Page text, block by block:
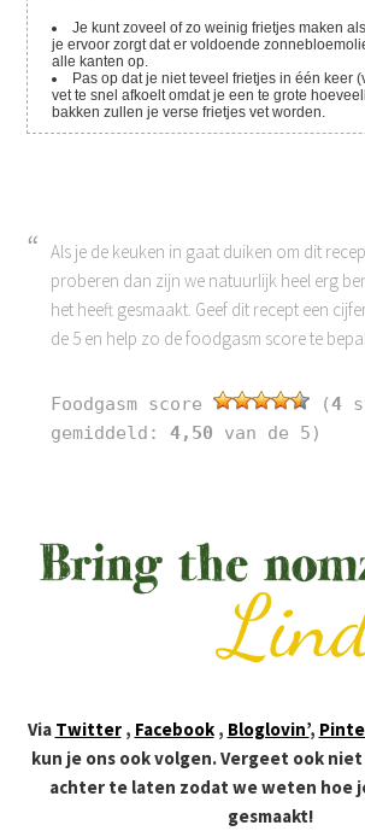
Je kunt zoveel of zo weinig frietjes maken
je ervoor zorgt dat er voldoende
alle kanten op.
Pas op dat je niet teveel frietjes in één keer
vet te snel afkoelt omdat je een te grote
bakken zullen je verse frietjes vet worden.
Als je de keuken in gaat duiken om dit
proberen dan zijn we natuurlijk heel erg
het heeft gesmaakt. Geef dit recept een
de 5 en help zo de foodgasm score te
Foodgasm score (4
gemiddeld:4,50 van de 5)
Via Twitter, Facebook, Bloglovin’,
kun je ons ook volgen. Vergeet ook
achter te laten zodat we weten hoe
gesmaakt!